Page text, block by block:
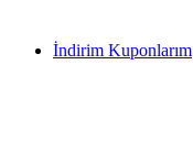
İndirim Kuponlarım